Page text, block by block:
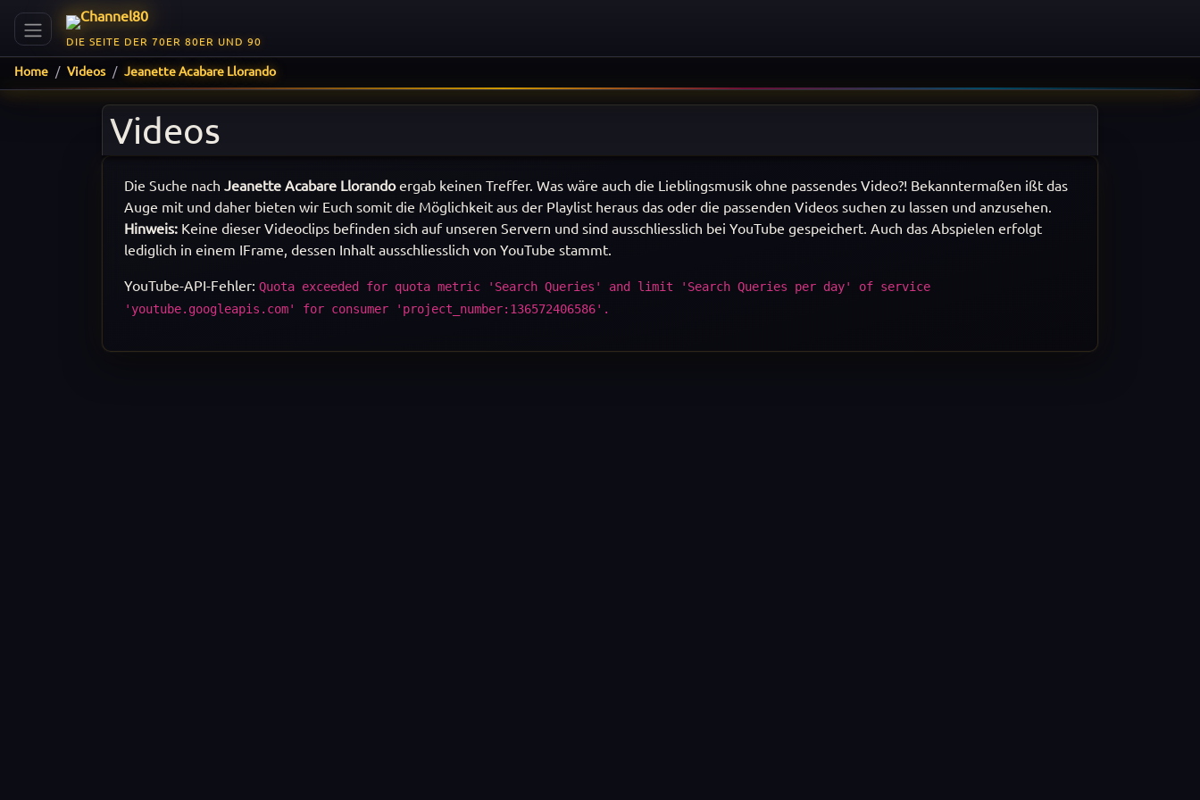
DIE SEITE DER 70ER 80ER UND 90
Home Videos Jeanette Acabare Llorando
Videos
Die Suche nach Jeanette Acabare Llorandoergab keinen Treffer. Was wäre auch die Lieblingsmusik ohne passendes Video?! Bekanntermaßen ißt das
Auge mit und daher bieten wir Euch somit die Möglichkeit aus der Playlist heraus das oder die passenden Videos suchen zu lassen und anzusehen.
Hinweis: Keine dieser Videoclips befinden sich auf unseren Servern und sind ausschliesslich bei YouTube gespeichert. Auch das Abspielen erfolgt
lediglich in einem IFrame, dessen Inhalt ausschliesslich von YouTube stammt.
YouTube-API-Fehler: Quota exceeded for quota metric 'Search Queries' and limit 'Search Queries per day' of service
'youtube.googleapis.com' for consumer 'project_number:136572406586'.